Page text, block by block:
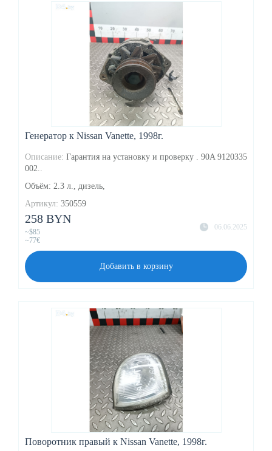
Генератор к Nissan Vanette, 1998г.
Описание: Гарантия на установку и проверку . 90A 9120335
002..
Объём: 2.3 л., дизель,
Артикул: 350559
06.06.2025
258 BYN
~$85
~77€
Добавить в корзину
Поворотник правый к Nissan Vanette, 1998г.